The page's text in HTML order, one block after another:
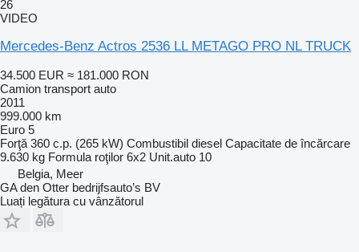
26
VIDEO
Mercedes-Benz Actros 2536 LL METAGO PRO NL TRUCK
34.500 EUR ≈ 181.000 RON
Camion transport auto
2011
999.000 km
Euro 5
Forţă 360 c.p. (265 kW) Combustibil diesel Capacitate de încărcare
9.630 kg Formula roţilor 6x2 Unit.auto 10
Belgia, Meer
GA den Otter bedrijfsauto’s BV
Luați legătura cu vânzătorul